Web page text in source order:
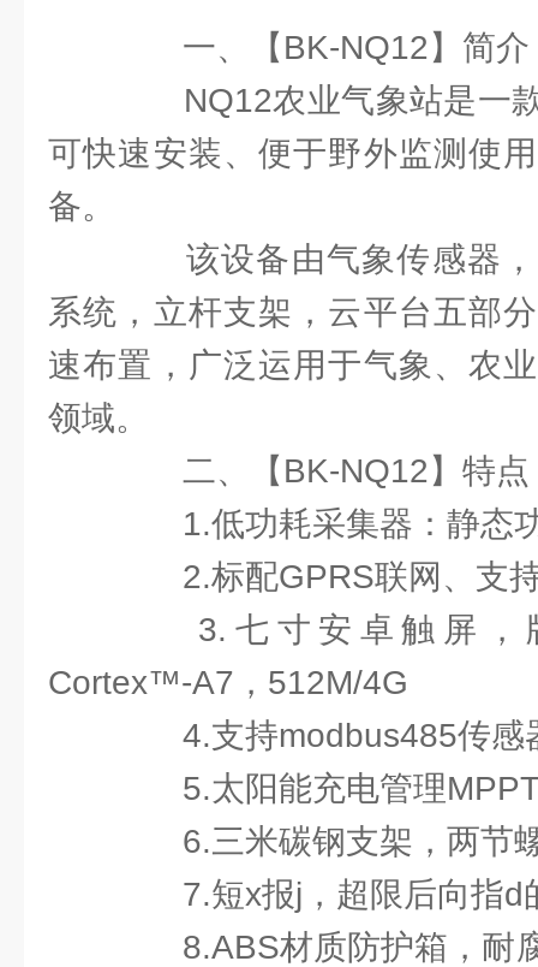
一、【BK-NQ12】简介
NQ12农业气象站是一款
可快速安装、便于野外监测使
备。
该设备由气象传感器，
系统，立杆支架，云平台五部
速布置，广泛运用于气象、农
领域。
二、【BK-NQ12】特点
1.低功耗采集器：静态
2.标配GPRS联网、支持
3.七寸安卓触屏，
Cortex™-A7，512M/4G
4.支持modbus485传感
5.太阳能充电管理MPPT
6.三米碳钢支架，两节
7.短x报j，超限后向指d
8.ABS材质防护箱，耐